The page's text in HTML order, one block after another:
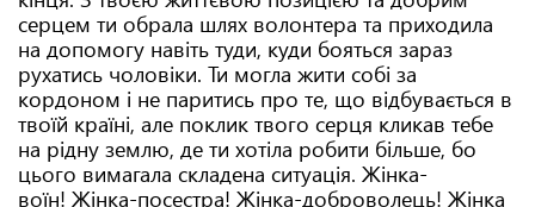
серцем ти обрала шлях волонтера та приходила
на допомогу навіть туди, куди бояться зараз
рухатись чоловіки. Ти могла жити собі за
кордоном і не паритись про те, що відбувається в
твоїй країні, але поклик твого серця кликав тебе
на рідну землю, де ти хотіла робити більше, бо
цього вимагала складена ситуація. Жінка-
воїн! Жінка-посестра! Жінка-доброволець! Жінка